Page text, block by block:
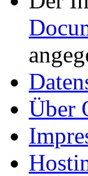
Über